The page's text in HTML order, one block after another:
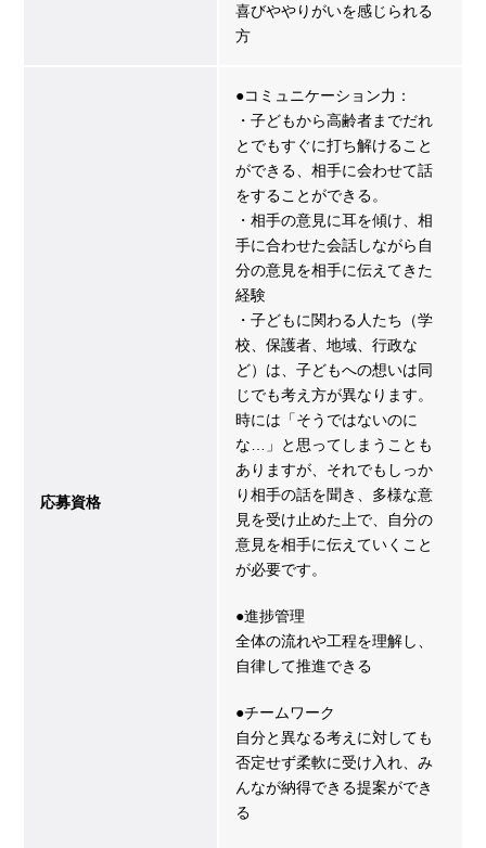
喜びややりがいを感じられる
方
応募資格
●コミュニケーション力：
・子どもから高齢者までだれ
とでもすぐに打ち解けること
ができる、相手に会わせて話
をすることができる。
・相手の意見に耳を傾け、相
手に合わせた会話しながら自
分の意見を相手に伝えてきた
経験
・子どもに関わる人たち（学
校、保護者、地域、行政な
ど）は、子どもへの想いは同
じでも考え方が異なります。
時には「そうではないのに
な…」と思ってしまうことも
ありますが、それでもしっか
り相手の話を聞き、多様な意
見を受け止めた上で、自分の
意見を相手に伝えていくこと
が必要です。
●進捗管理
全体の流れや工程を理解し、
自律して推進できる
●チームワーク
自分と異なる考えに対しても
否定せず柔軟に受け入れ、み
んなが納得できる提案ができ
る